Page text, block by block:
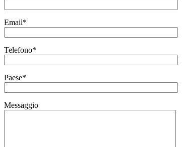
Email*
Telefono*
Paese*
Messaggio